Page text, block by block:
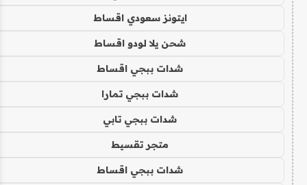
ايتونز سعودي اقساط
شحن يلا لودو اقساط
شدات ببجي اقساط
شدات ببجي تمارا
شدات ببجي تابي
متجر تقسيط
شدات ببجي اقساط